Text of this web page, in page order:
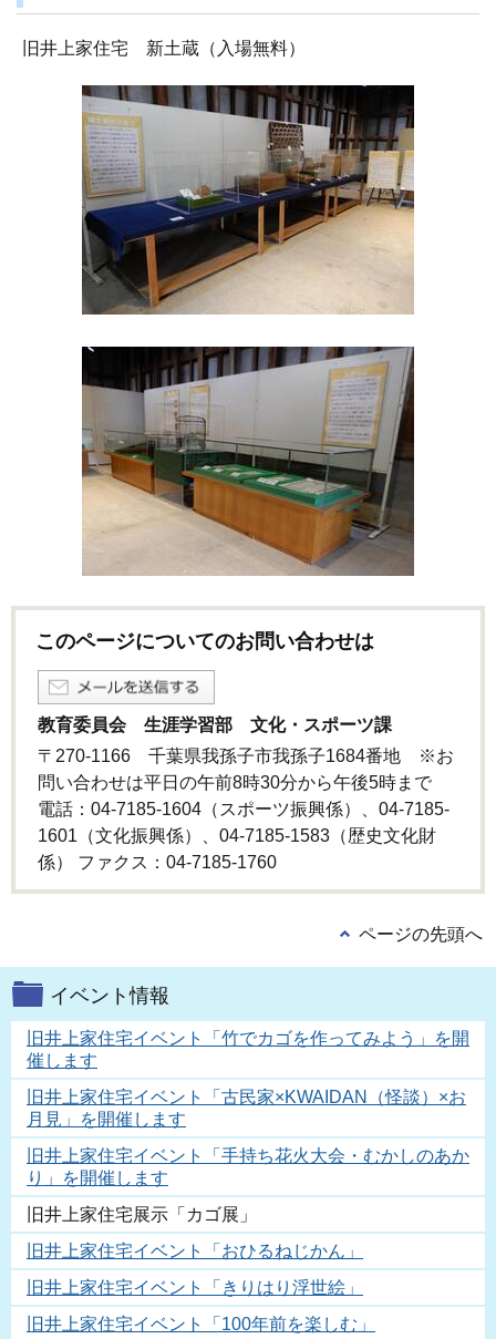
旧井上家住宅 新土蔵（入場無料）
このページについてのお問い合わせは
教育委員会 生涯学習部 文化・スポーツ課
〒270-1166 千葉県我孫子市我孫子1684番地 ※お
問い合わせは平日の午前8時30分から午後5時まで
電話：04-7185-1604（スポーツ振興係）、04-7185-
1601（文化振興係）、04-7185-1583（歴史文化財
係） ファクス：04-7185-1760
ページの先頭へ
イベント情報
旧井上家住宅イベント「竹でカゴを作ってみよう」を開
催します
旧井上家住宅イベント「古民家×KWAIDAN（怪談）×お
月見」を開催します
旧井上家住宅イベント「手持ち花火大会・むかしのあか
り」を開催します
旧井上家住宅展示「カゴ展」
旧井上家住宅イベント「おひるねじかん」
旧井上家住宅イベント「きりはり浮世絵」
旧井上家住宅イベント「100年前を楽しむ」